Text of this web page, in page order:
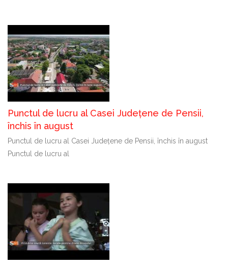
Punctul de lucru al Casei Județene de Pensii,
închis în august
Punctul de lucru al Casei Județene de Pensii, închis în august
Punctul de lucru al